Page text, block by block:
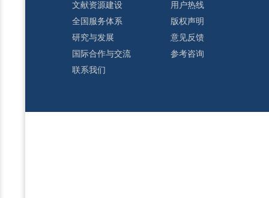
文献资源建设
全国服务体系
研究与发展
国际合作与交流
联系我们
用户热线
版权声明
意见反馈
参考咨询